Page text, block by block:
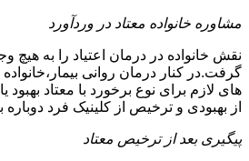
مشاوره خانواده معتاد در وردآورد
نقش خانواده در درمان اعتیاد را به هیچ
گرفت.در کنار درمان روانی بیمار،خانواده
های لازم برای نوع برخورد با معتاد بهبود
از بهبودی و ترخیص از کلینیک فرد
پیگیری بعد از ترخیص معتاد